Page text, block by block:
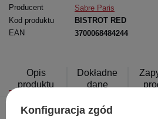
Producent
Sabre Paris
Kod produktu
BISTROT RED
EAN
3700068484244
Opis
produktu
Dokładne
dane
Konfiguracja zgód